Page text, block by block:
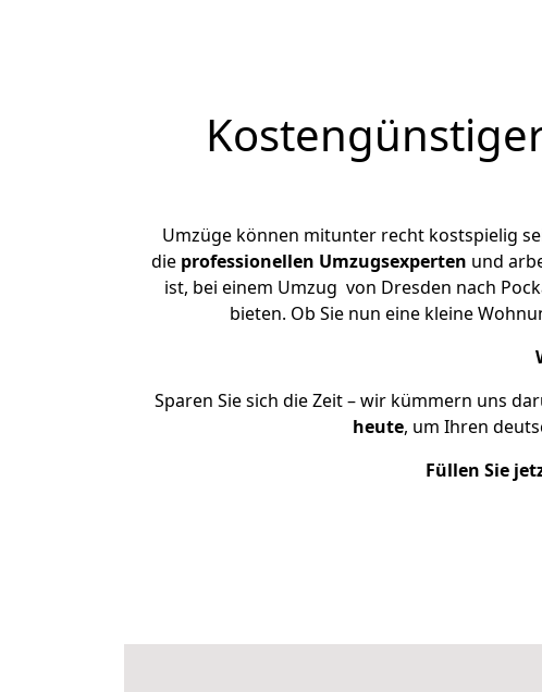
Umzüge können mitunter recht kostspielig
die professionellen Umzugsexperten und
ist, bei einem Umzug von Dresden nach
bieten. Ob Sie nun eine kleine
Sparen Sie sich die Zeit – wir kümmern uns
heute, um Ihren
Füllen Sie